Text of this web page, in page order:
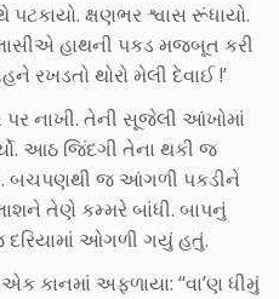
ક્ષણભર શ્વાસ રૂંધાયો.
હાથની પકડ મજબૂત કરી
રખડતો થોરો મેલી દેવાઈ !’
નાખી. તેની સૂજેલી આંખોમાં
આઠ જિંદગી તેના થકી જ
બચપણથી જ આંગળી પકડીને
તેણે કમ્મરે બાંધી. બાપનું
દરિયામાં ઓગળી ગયું હતું.
કાનમાં અફળાયા: “વા’ણ ધીમું